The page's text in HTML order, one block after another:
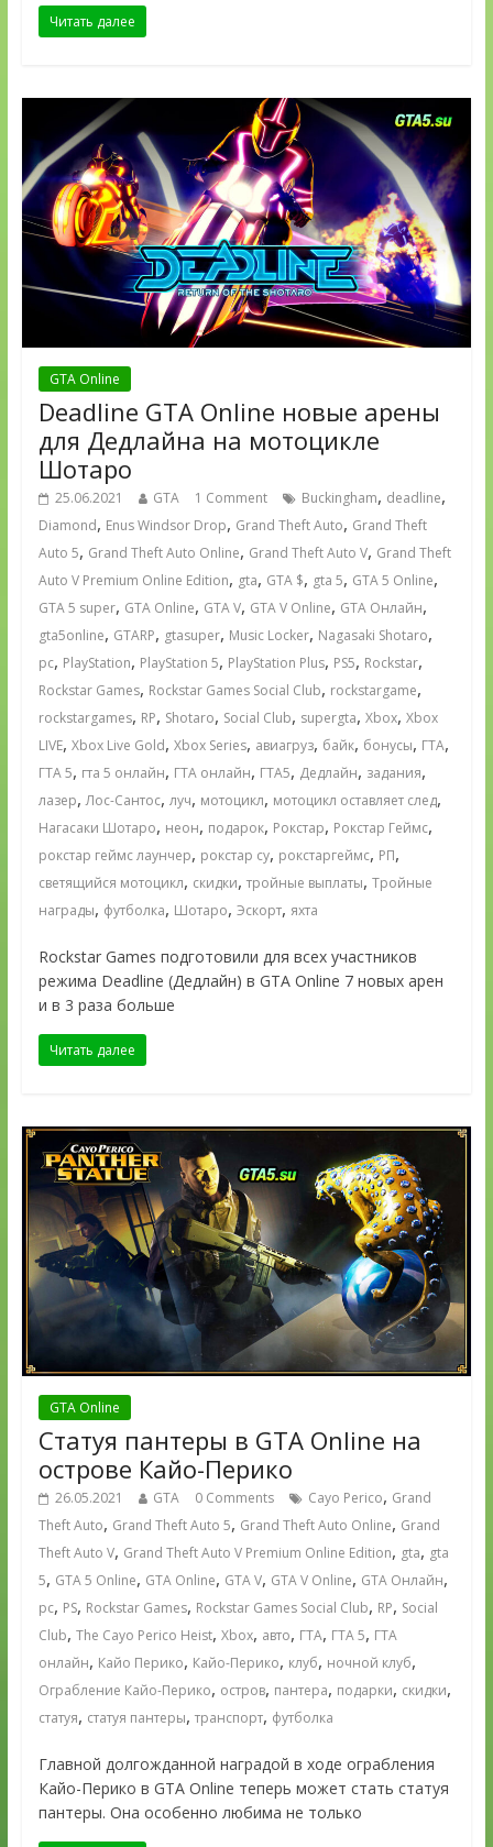
Читать далее
GTA Online
Deadline GTA Online новые арены
для Дедлайна на мотоцикле
Шотаро
25.06.2021 GTA 1 Comment Buckingham, deadline,
Diamond, Enus Windsor Drop, Grand Theft Auto, Grand Theft
Auto 5, Grand Theft Auto Online, Grand Theft Auto V, Grand Theft
Auto V Premium Online Edition, gta, GTA $, gta 5, GTA 5 Online,
GTA 5 super, GTA Online, GTA V, GTA V Online, GTA Онлайн,
gta5online, GTARP, gtasuper, Music Locker, Nagasaki Shotaro,
pc, PlayStation, PlayStation 5, PlayStation Plus, PS5, Rockstar,
Rockstar Games, Rockstar Games Social Club, rockstargame,
rockstargames, RP, Shotaro, Social Club, supergta, Xbox, Xbox
LIVE, Xbox Live Gold, Xbox Series, авиагруз, байк, бонусы, ГТА,
ГТА 5, гта 5 онлайн, ГТА онлайн, ГТА5, Дедлайн, задания,
лазер,Лос-Сантос, луч, мотоцикл, мотоцикл оставляет след,
Нагасаки Шотаро, неон, подарок, Рокстар, Рокстар Геймс,
рокстар геймс лаунчер, рокстар су, рокстаргеймс, РП,
светящийся мотоцикл, скидки, тройные выплаты, Тройные
награды, футболка, Шотаро, Эскорт, яхта
Rockstar Games подготовили для всех участников
режима Deadline (Дедлайн) в GTA Online 7 новых арен
и в 3 раза больше
Читать далее
GTA Online
Статуя пантеры в GTA Online на
острове Кайо-Перико
26.05.2021 GTA 0 Comments Cayo Perico, Grand
Theft Auto, Grand Theft Auto 5, Grand Theft Auto Online, Grand
Theft Auto V, Grand Theft Auto V Premium Online Edition, gta, gta
5, GTA 5 Online, GTA Online, GTA V, GTA V Online, GTA Онлайн,
pc, PS, Rockstar Games, Rockstar Games Social Club, RP, Social
Club, The Cayo Perico Heist, Xbox, авто, ГТА, ГТА 5, ГТА
онлайн, Кайо Перико, Кайо-Перико, клуб, ночной клуб,
Ограбление Кайо-Перико, остров, пантера, подарки, скидки,
статуя, статуя пантеры, транспорт, футболка
Главной долгожданной наградой в ходе ограбления
Кайо-Перико в GTA Online теперь может стать статуя
пантеры. Она особенно любима не только